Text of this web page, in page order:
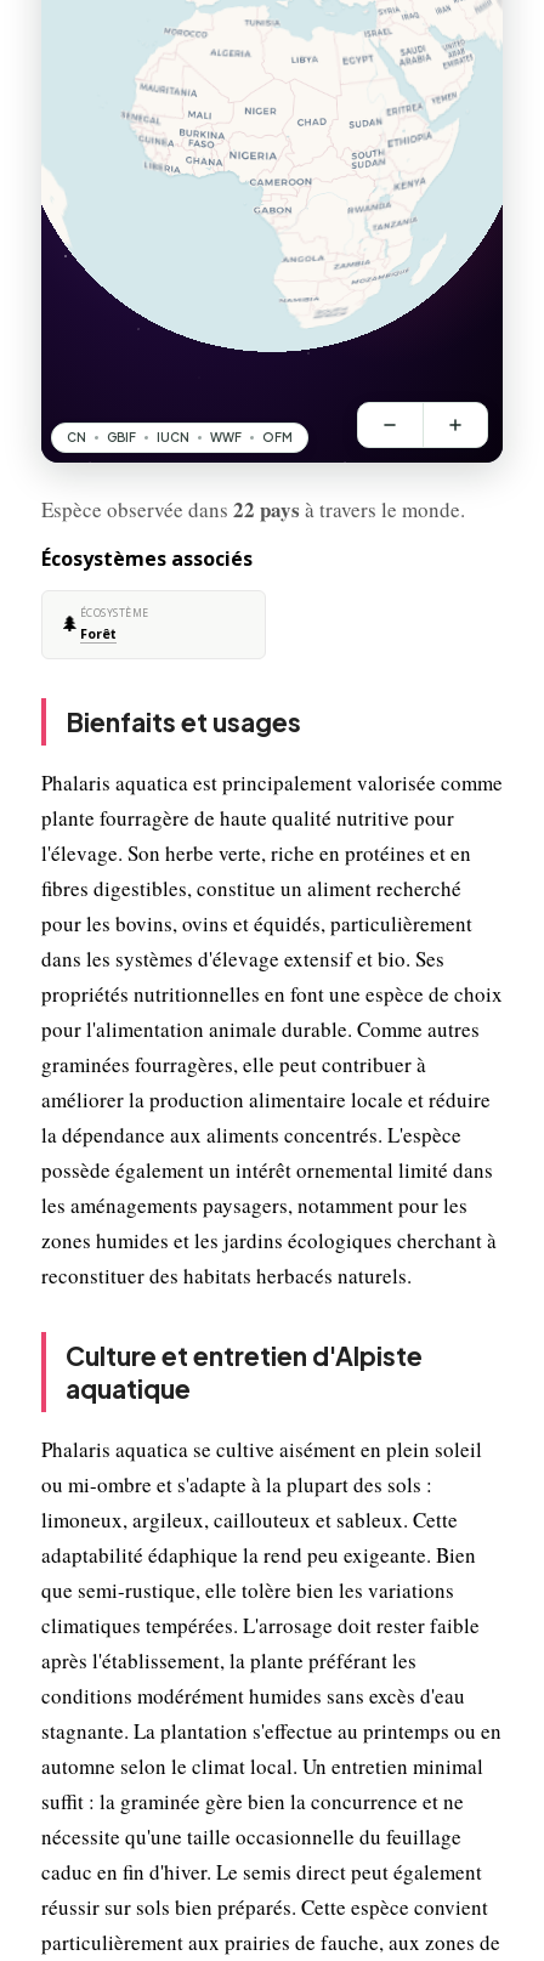
Espèce observée dans 22 pays à travers le monde.
Écosystèmes associés
🌲 ÉCOSYSTÈME
Forêt
Bienfaits et usages
Phalaris aquatica est principalement valorisée comme
plante fourragère de haute qualité nutritive pour
l'élevage. Son herbe verte, riche en protéines et en
fibres digestibles, constitue un aliment recherché
pour les bovins, ovins et équidés, particulièrement
dans les systèmes d'élevage extensif et bio. Ses
propriétés nutritionnelles en font une espèce de choix
pour l'alimentation animale durable. Comme autres
graminées fourragères, elle peut contribuer à
améliorer la production alimentaire locale et réduire
la dépendance aux aliments concentrés. L'espèce
possède également un intérêt ornemental limité dans
les aménagements paysagers, notamment pour les
zones humides et les jardins écologiques cherchant à
reconstituer des habitats herbacés naturels.
Culture et entretien d'Alpiste
aquatique
Phalaris aquatica se cultive aisément en plein soleil
ou mi-ombre et s'adapte à la plupart des sols :
limoneux, argileux, caillouteux et sableux. Cette
adaptabilité édaphique la rend peu exigeante. Bien
que semi-rustique, elle tolère bien les variations
climatiques tempérées. L'arrosage doit rester faible
après l'établissement, la plante préférant les
conditions modérément humides sans excès d'eau
stagnante. La plantation s'effectue au printemps ou en
automne selon le climat local. Un entretien minimal
suffit : la graminée gère bien la concurrence et ne
nécessite qu'une taille occasionnelle du feuillage
caduc en fin d'hiver. Le semis direct peut également
réussir sur sols bien préparés. Cette espèce convient
particulièrement aux prairies de fauche, aux zones de